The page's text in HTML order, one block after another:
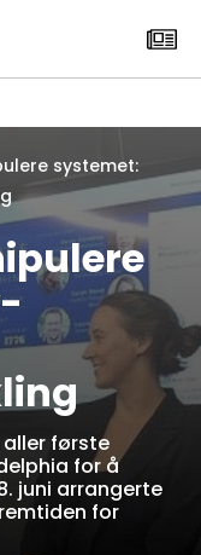
systemet:
første
for å
juni arrangerte
for